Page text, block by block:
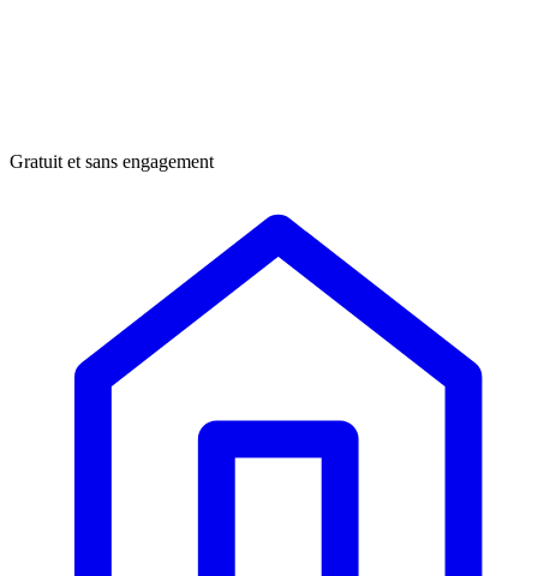
Gratuit et sans engagement